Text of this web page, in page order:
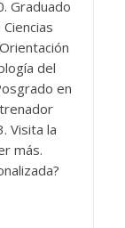
Graduado
del
en
Visita la
más.